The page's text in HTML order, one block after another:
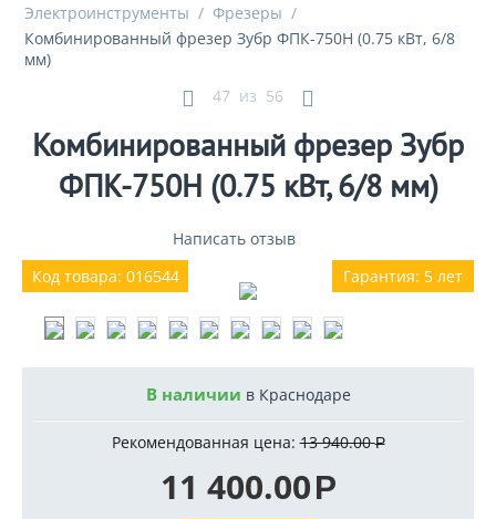
Электроинструменты / Фрезеры /
Комбинированный фрезер Зубр ФПК-750Н (0.75 кВт, 6/8
мм)
47 из 56
Комбинированный фрезер Зубр
ФПК-750Н (0.75 кВт, 6/8 мм)
Написать отзыв
Гарантия: 5 лет
Код товара: 016544
В наличии в Краснодаре
Рекомендованная цена: 13 940.00 Р
11 400.00Р